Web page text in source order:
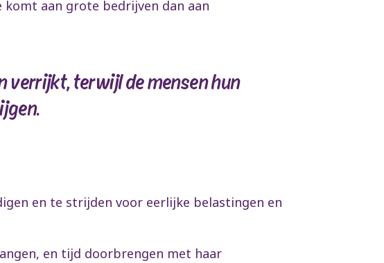
aan grote bedrijven dan aan
verrijkt, terwijl de mensen hun
en te strijden voor eerlijke belastingen en
en tijd doorbrengen met haar